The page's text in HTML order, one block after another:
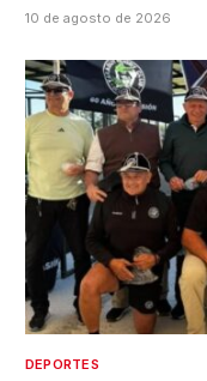
10 de agosto de 2026
DEPORTES